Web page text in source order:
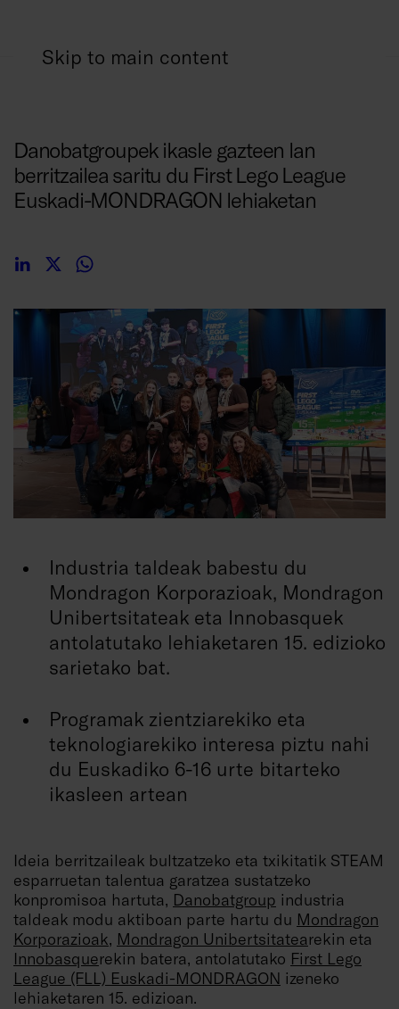
Skip to main content
Danobatgroupek ikasle gazteen lan
berritzailea saritu du First Lego League
Euskadi-MONDRAGON lehiaketan
Industria taldeak babestu du
Mondragon Korporazioak, Mondragon
Unibertsitateak eta Innobasquek
antolatutako lehiaketaren 15. edizioko
sarietako bat.
Programak zientziarekiko eta
teknologiarekiko interesa piztu nahi
du Euskadiko 6-16 urte bitarteko
ikasleen artean
Ideia berritzaileak bultzatzeko eta txikitatik STEAM
esparruetan talentua garatzea sustatzeko
konpromisoa hartuta, Danobatgroup industria
taldeak modu aktiboan parte hartu du Mondragon
Korporazioak, Mondragon Unibertsitatearekin eta
Innobasquerekin batera, antolatutako First Lego
League (FLL) Euskadi-MONDRAGON izeneko
lehiaketaren 15. edizioan.